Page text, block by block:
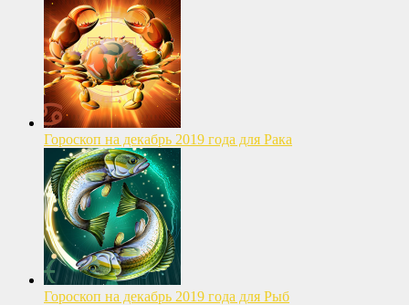
Гороскоп на декабрь 2019 года для Рака
Гороскоп на декабрь 2019 года для Рыб